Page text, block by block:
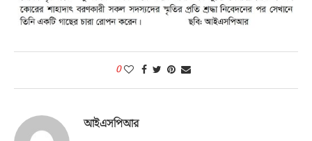
0
আইএসপিআর